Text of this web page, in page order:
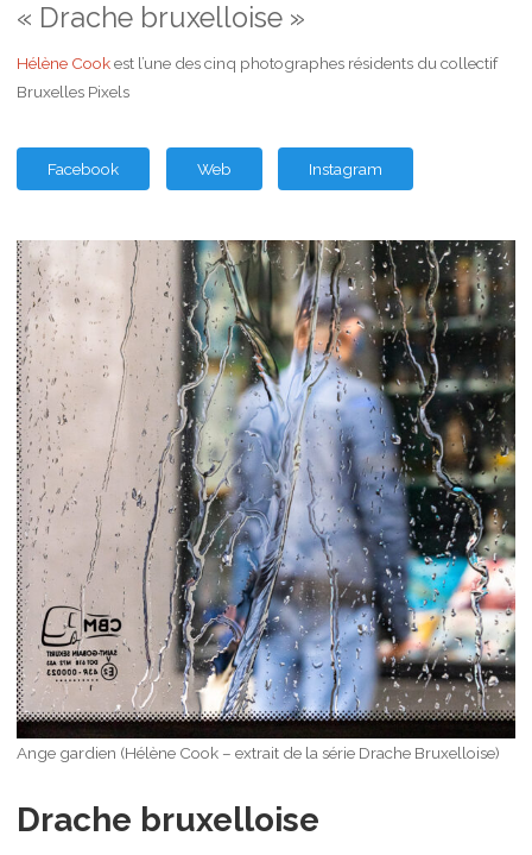
« Drache bruxelloise »
Hélène Cookest l’une des cinq photographes résidents du collectif
Bruxelles Pixels
Facebook Web Instagram
Ange gardien (Hélène Cook – extrait de la série Drache Bruxelloise)
Drache bruxelloise